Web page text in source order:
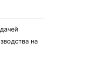
на